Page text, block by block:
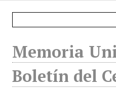
Memoria
Boletín del